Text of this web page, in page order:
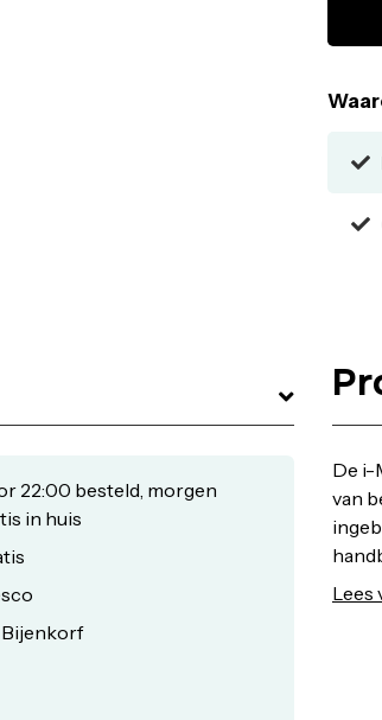
22:00 besteld, morgen
in huis
De i-
van
Lees